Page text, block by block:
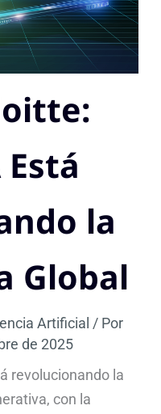
la
Global
Artificial / Por
de 2025
revolucionando la
con la